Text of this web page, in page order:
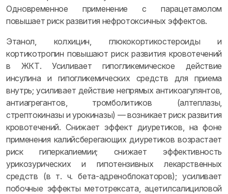
Одновременное применение с парацетамолом
повышает риск развития нефротоксичных эффектов.
Этанол, колхицин, глюкокортикостероиды и
кортикотропин повышают риск развития кровотечений
в ЖКТ. Усиливает гипогликемическое действие
инсулина и гипогликемических средств для приема
внутрь; усиливает действие непрямых антикоагулянтов,
антиагрегантов, тромболитиков (алтеплазы,
стрептокиназы и урокиназы) — возникает риск развития
кровотечений. Снижает эффект диуретиков, на фоне
применения калийсберегающих диуретиков возрастает
риск гиперкалиемии; снижает эффективность
урикозурических и гипотензивных лекарственных
средств (в т. ч. бета-адреноблокаторов); усиливает
побочные эффекты метотрексата, ацетилсалициловой